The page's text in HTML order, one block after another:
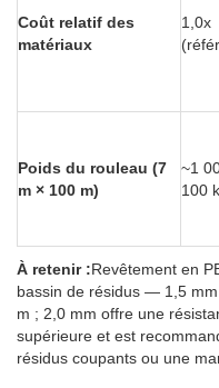
Coût relatif des
matériaux
1,0x
Poids du rouleau (7
m × 100 m)
~1
100
À retenir :Revêtement en
bassin de résidus — 1,5
m ; 2,0 mm offre une
supérieure et est
résidus coupants ou une